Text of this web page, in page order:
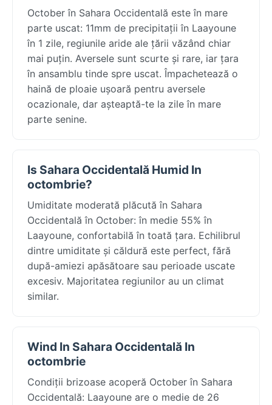
October în Sahara Occidentală este în mare
parte uscat: 11mm de precipitații în Laayoune
în 1 zile, regiunile aride ale țării văzând chiar
mai puțin. Aversele sunt scurte și rare, iar țara
în ansamblu tinde spre uscat. Împachetează o
haină de ploaie ușoară pentru aversele
ocazionale, dar așteaptă-te la zile în mare
parte senine.
Is Sahara Occidentală Humid In
octombrie?
Umiditate moderată plăcută în Sahara
Occidentală în October: în medie 55% în
Laayoune, confortabilă în toată țara. Echilibrul
dintre umiditate și căldură este perfect, fără
după-amiezi apăsătoare sau perioade uscate
excesiv. Majoritatea regiunilor au un climat
similar.
Wind In Sahara Occidentală In
octombrie
Condiții brizoase acoperă October în Sahara
Occidentală: Laayoune are o medie de 26